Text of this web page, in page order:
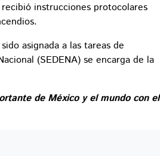
instrucciones protocolares
asignada a las tareas de
(SEDENA) se encarga de la
de México y el mundo con el